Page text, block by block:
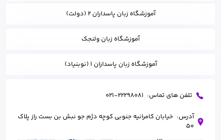
آموزشگاه زبان پاسداران ۲ (دولت)
آموزشگاه زبان ولنجک
آموزشگاه زبان پاسداران ۱ (نوبنیاد)
تلفن های تماس: 021-22298081
آدرس: خیابان کامرانیه جنوبی کوچه دژم جو نبش بن بست راز پلاک
۵۰